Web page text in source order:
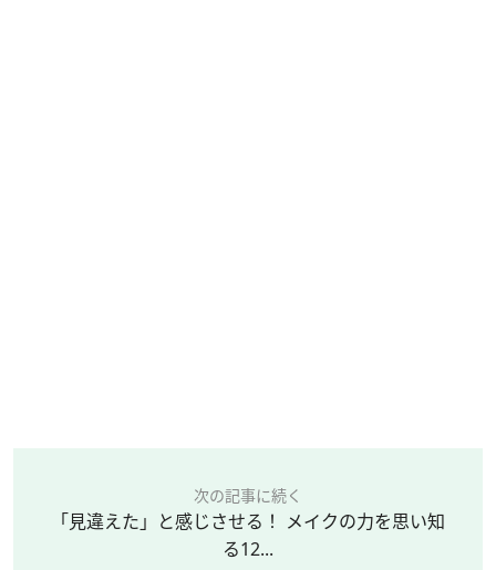
次の記事に続く
「見違えた」と感じさせる！ メイクの力を思い知
る12...